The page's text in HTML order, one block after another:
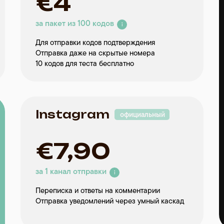
Instagram*
3990 ₽
за 1 канал отправки
Переписка и ответы на комментарии
Отправка уведомлений через умный каскад
официальный
за пакет из 100 кодов
Для отправки кодов подтверждения
Отправка даже на скрытые номера
10 кодов для теста бесплатно
Instagram*
6900 ₽
за 1 канал отправки
Переписка и ответы на комментарии
Отправка уведомлений через умный каскад
официальный
за пакет из 100 кодов
Для отправки кодов подтверждения
Отправка даже на скрытые номера
10 кодов для теста бесплатно
Instagram
€7,90
за 1 канал отправки
Переписка и ответы на комментарии
Отправка уведомлений через умный каскад
официальный
за пакет из 100 кодов
Для отправки кодов подтверждения
Отправка даже на скрытые номера
10 кодов для теста бесплатно